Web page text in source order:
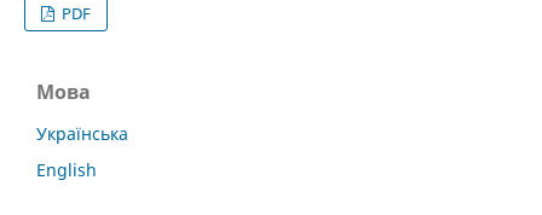
PDF
Мова
Українська
English